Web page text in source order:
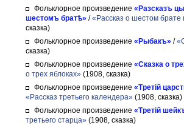
Фольклорное произведение «Разсказъ
шестомъ братѣ» /«Рассказ о шестом брате
сказка)
Фольклорное произведение «Рыбакъ» /
сказка)
Фольклорное произведение «Сказка о
о трех яблоках» (1908, сказка)
Фольклорное произведение «Третій
«Рассказ третьего календера» (1908, сказка)
Фольклорное произведение «Третій
третьего старца» (1908, сказка)